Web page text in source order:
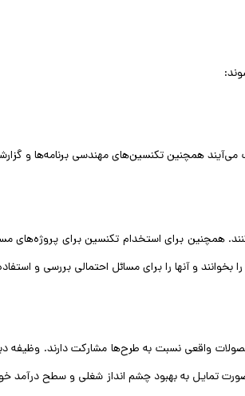
همچنین تکنسین‌های مهندسی برنامه‌ها و
همچنین برای استخدام تکنسین برای پروژه‌های
و آنها را برای مسائل احتمالی بررسی و
واقعی نسبت به طرح‌ها مشارکت دارند. وظیفه
صورت تمایل به بهبود چشم انداز شغلی و سطح درآمد